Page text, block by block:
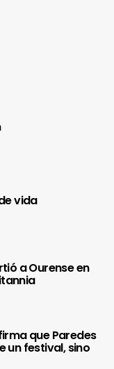
vida
a Ourense en
que Paredes
un festival, sino